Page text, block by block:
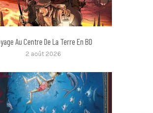
Au Centre De La Terre En BD
2 août 2026